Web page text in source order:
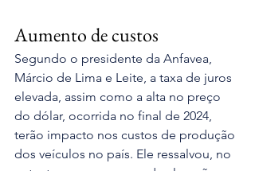
Aumento de custos
Segundo o presidente da Anfavea,
Márcio de Lima e Leite, a taxa de juros
elevada, assim como a alta no preço
do dólar, ocorrida no final de 2024,
terão impacto nos custos de produção
dos veículos no país. Ele ressalvou, no